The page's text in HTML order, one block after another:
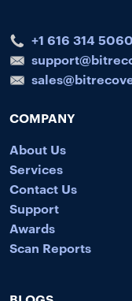
+1 616 314 5060
COMPANY
About Us
Services
Contact Us
Support
Awards
Scan Reports